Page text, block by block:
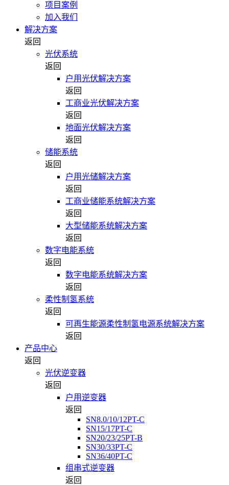
项目案例
加入我们
解决方案
返回
光伏系统
返回
户用光伏解决方案
返回
工商业光伏解决方案
返回
地面光伏解决方案
返回
储能系统
返回
户用光储解决方案
返回
工商业储能系统解决方案
返回
大型储能系统解决方案
返回
数字电能系统
返回
数字电能系统解决方案
返回
柔性制氢系统
返回
可再生能源柔性制氢电源系统解决方案
返回
产品中心
返回
光伏逆变器
返回
户用逆变器
返回
SN8.0/10/12PT-C
SN15/17PT-C
SN20/23/25PT-B
SN30/33PT-C
SN36/40PT-C
组串式逆变器
返回